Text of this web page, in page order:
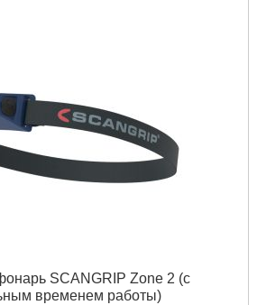
SCANGRIP Zone 2 (с
временем работы)